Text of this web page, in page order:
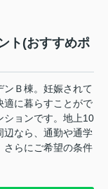
ト(おすすめポ
ンＢ棟。妊娠されて
適に暮らすことがで
ションです。地上10
辺なら、通勤や通学
さらにご希望の条件